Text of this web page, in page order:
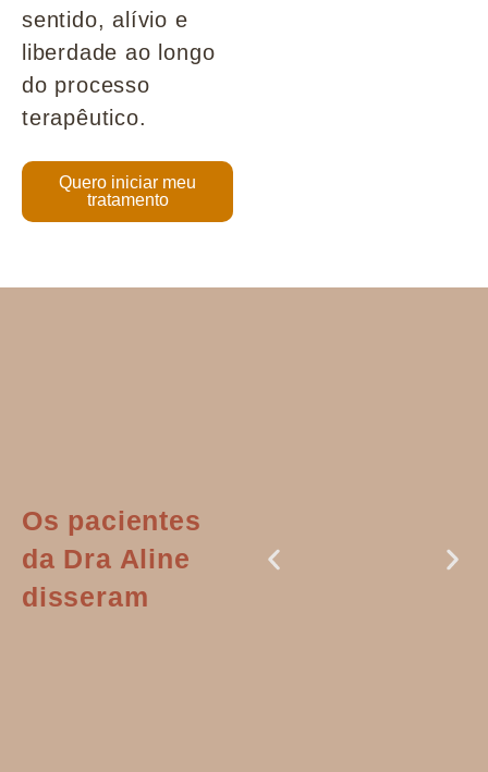
sentido, alívio e
liberdade ao longo
do processo
terapêutico.
Quero iniciar meu
tratamento
Os pacientes
da Dra Aline
disseram